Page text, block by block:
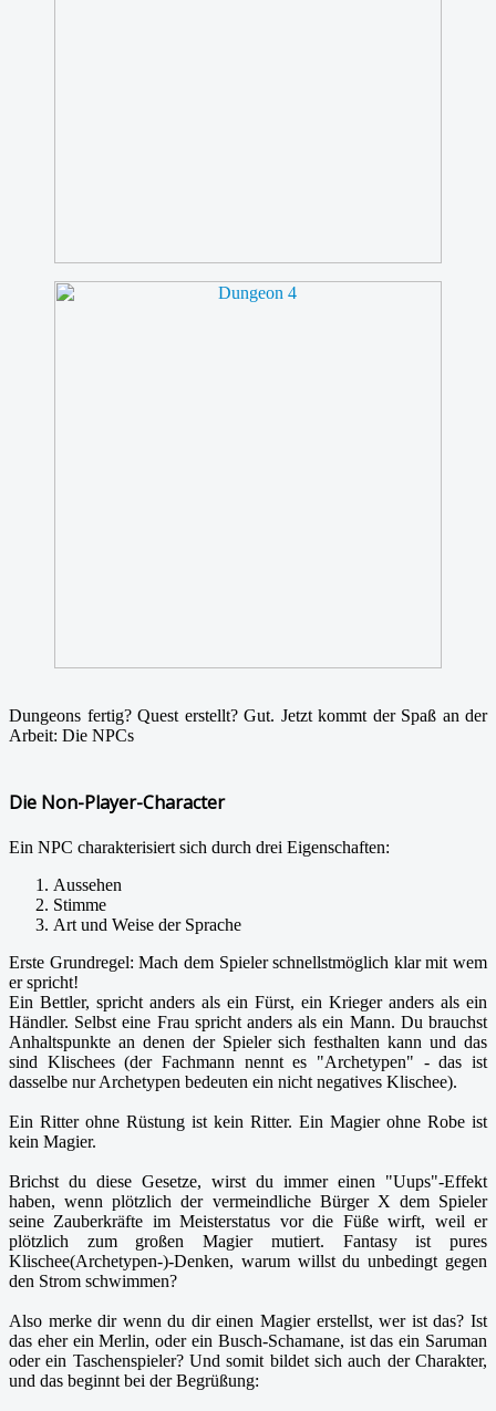
Dungeons fertig? Quest erstellt? Gut. Jetzt kommt der Spaß an der
Arbeit: Die NPCs
Die Non-Player-Character
Ein NPC charakterisiert sich durch drei Eigenschaften:
Aussehen
Stimme
Art und Weise der Sprache
Erste Grundregel: Mach dem Spieler schnellstmöglich klar mit wem
er spricht!
Ein Bettler, spricht anders als ein Fürst, ein Krieger anders als ein
Händler. Selbst eine Frau spricht anders als ein Mann. Du brauchst
Anhaltspunkte an denen der Spieler sich festhalten kann und das
sind Klischees (der Fachmann nennt es "Archetypen" - das ist
dasselbe nur Archetypen bedeuten ein nicht negatives Klischee).
Ein Ritter ohne Rüstung ist kein Ritter. Ein Magier ohne Robe ist
kein Magier.
Brichst du diese Gesetze, wirst du immer einen "Uups"-Effekt
haben, wenn plötzlich der vermeindliche Bürger X dem Spieler
seine Zauberkräfte im Meisterstatus vor die Füße wirft, weil er
plötzlich zum großen Magier mutiert. Fantasy ist pures
Klischee(Archetypen-)-Denken, warum willst du unbedingt gegen
den Strom schwimmen?
Also merke dir wenn du dir einen Magier erstellst, wer ist das? Ist
das eher ein Merlin, oder ein Busch-Schamane, ist das ein Saruman
oder ein Taschenspieler? Und somit bildet sich auch der Charakter,
und das beginnt bei der Begrüßung: